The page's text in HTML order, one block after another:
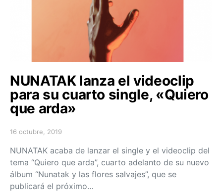
NUNATAK lanza el videoclip
para su cuarto single, «Quiero
que arda»
Posted on
16 octubre, 2019
NUNATAK acaba de lanzar el single y el videoclip del
tema “Quiero que arda”, cuarto adelanto de su nuevo
álbum “Nunatak y las flores salvajes”, que se
publicará el próximo…